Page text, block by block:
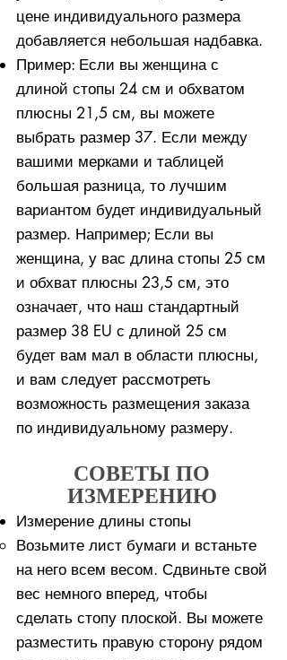
цене индивидуального размера
добавляется небольшая надбавка.
Пример: Если вы женщина с
длиной стопы 24 см и обхватом
плюсны 21,5 см, вы можете
выбрать размер 37. Если между
вашими мерками и таблицей
большая разница, то лучшим
вариантом будет индивидуальный
размер. Например; Если вы
женщина, у вас длина стопы 25 см
и обхват плюсны 23,5 см, это
означает, что наш стандартный
размер 38 EU с длиной 25 см
будет вам мал в области плюсны,
и вам следует рассмотреть
возможность размещения заказа
по индивидуальному размеру.
СОВЕТЫ ПО
ИЗМЕРЕНИЮ
Измерение длины стопы
Возьмите лист бумаги и встаньте
на него всем весом. ​Сдвиньте свой
вес немного вперед, чтобы
сделать стопу плоской. Вы можете
разместить правую сторону рядом